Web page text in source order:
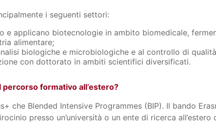
i seguenti settori:
e applicano biotecnologie in ambito biomedicale,
alimentare;
biologiche e microbiologiche e al controllo di
con dottorato in ambiti scientifici diversificati.
formativo all’estero?
che Blended Intensive Programmes (BIP). Il bando
presso un’università o un ente di ricerca